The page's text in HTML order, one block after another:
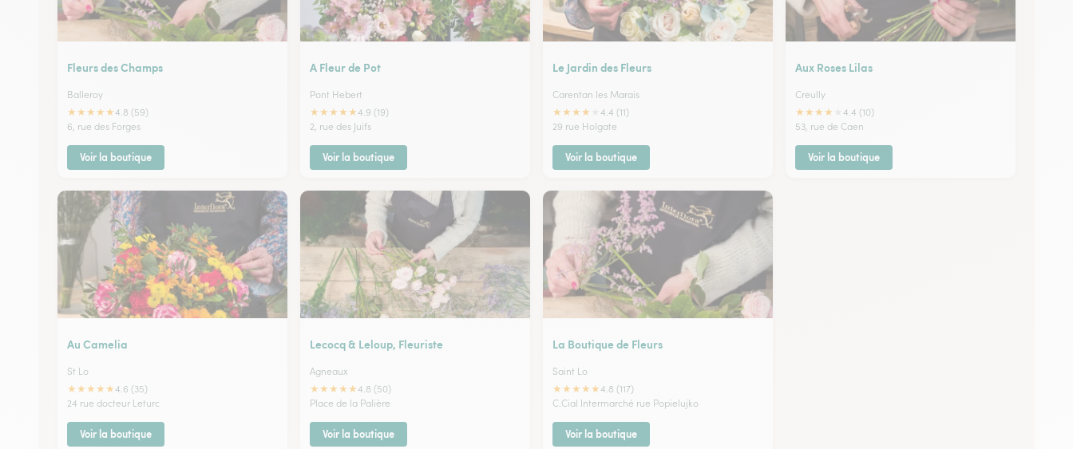
Fleurs des Champs
Balleroy
★★★★★4.8 (59)
6, rue des Forges
Voir la boutique
A Fleur de Pot
Pont Hebert
★★★★★4.9 (19)
2, rue des Juifs
Voir la boutique
Le Jardin des Fleurs
Carentan les Marais
★★★★
4.4 (11)
29 rue Holgate
Voir la boutique
Aux Roses Lilas
Creully
★★★★
4.4 (10)
53, rue de Caen
Voir la boutique
Au Camelia
St Lo
★★★★★4.6 (35)
24 rue docteur Leturc
Voir la boutique
Lecocq & Leloup, Fleuriste
Agneaux
★★★★★4.8 (50)
Place de la Palière
Voir la boutique
La Boutique de Fleurs
Saint Lo
★★★★★4.8 (117)
C.Cial Intermarché rue Popielujko
Voir la boutique